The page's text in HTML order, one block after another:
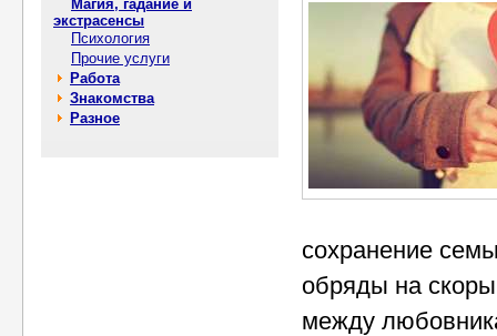
Магия, гадание и
экстрасенсы
Психология
Прочие услуги
Работа
Знакомства
Разное
сохранение
обряды на
между